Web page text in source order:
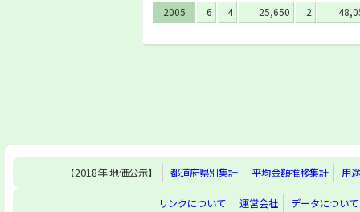
2005
6 4 25,650 2
【2018年 地価公示】 都道府県別集計 平均金額推移集計 用
リンクについて 運営会社 データについて